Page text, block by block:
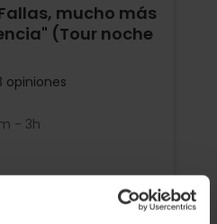
mucho más
(Tour noche
opiniones
- 3h